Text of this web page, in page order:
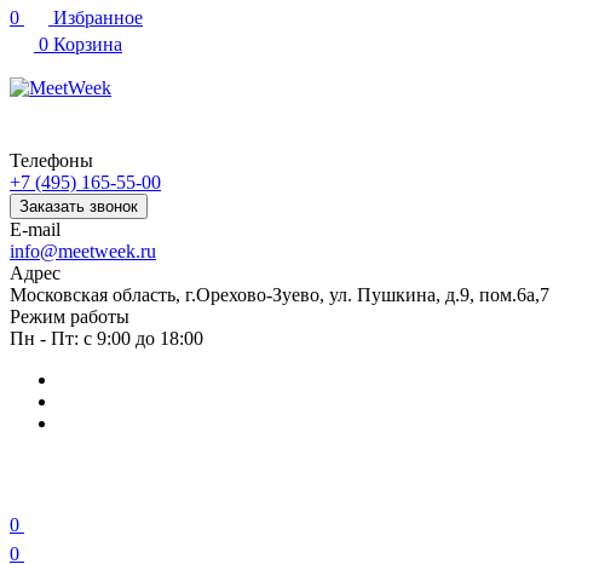
0
Избранное
0 Корзина
Телефоны
+7 (495) 165-55-00
Заказать звонок
E-mail
info@meetweek.ru
Адрес
Московская область, г.Орехово-Зуево, ул. Пушкина, д.9, пом.6а,7
Режим работы
Пн - Пт: с 9:00 до 18:00
0
0